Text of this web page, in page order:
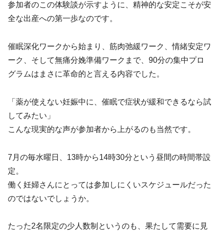
参加者のこの体験談が示すように、精神的な安定こそが安
全な出産への第一歩なのです。
催眠深化ワークから始まり、筋肉弛緩ワーク、情緒安定ワ
ーク、そして無痛分娩準備ワークまで、90分の集中プロ
グラムはまさに革命的と言える内容でした。
「薬が使えない妊娠中に、催眠で症状が緩和できるなら試
してみたい」
こんな現実的な声が参加者から上がるのも当然です。
7月の毎水曜日、13時から14時30分という昼間の時間帯設
定。
働く妊婦さんにとっては参加しにくいスケジュールだった
のではないでしょうか。
たった2名限定の少人数制というのも、果たして需要に見